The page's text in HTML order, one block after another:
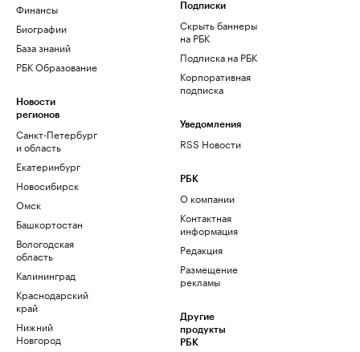
Финансы
Биографии
База знаний
РБК Образование
Новости
регионов
Санкт-Петербург
и область
Екатеринбург
Новосибирск
Омск
Башкортостан
Вологодская
область
Калининград
Краснодарский
край
Нижний
Новгород
Подписки
Скрыть баннеры
на РБК
Подписка на РБК
Корпоративная
подписка
Уведомления
RSS Новости
РБК
О компании
Контактная
информация
Редакция
Размещение
рекламы
Другие
продукты
РБК